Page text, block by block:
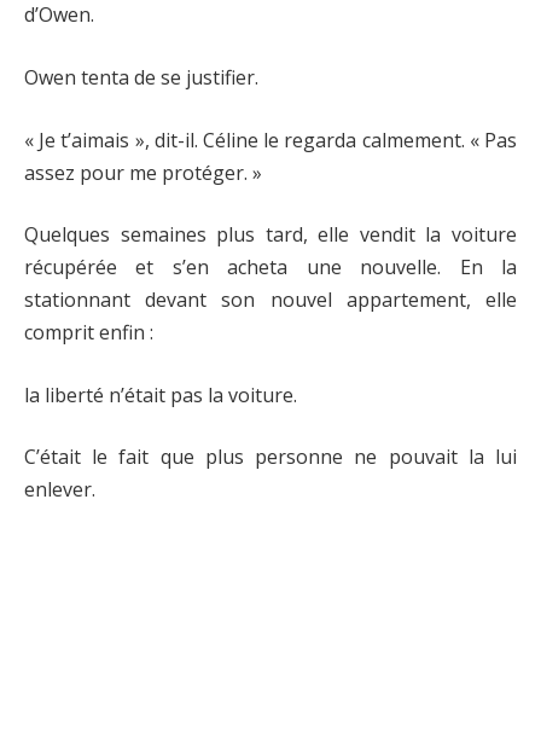
d’Owen.
Owen tenta de se justifier.
« Je t’aimais », dit-il. Céline le regarda calmement. « Pas
assez pour me protéger. »
Quelques semaines plus tard, elle vendit la voiture
récupérée et s’en acheta une nouvelle. En la
stationnant devant son nouvel appartement, elle
comprit enfin :
la liberté n’était pas la voiture.
C’était le fait que plus personne ne pouvait la lui
enlever.